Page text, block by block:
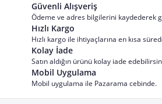
Güvenli Alışveriş
Ödeme ve adres bilgilerini kaydederek
Hızlı Kargo
Hızlı kargo ile ihtiyaçlarına en kısa
Kolay İade
Satın aldığın ürünü kolay iade
Mobil Uygulama
Mobil uygulama ile Pazarama cebinde.